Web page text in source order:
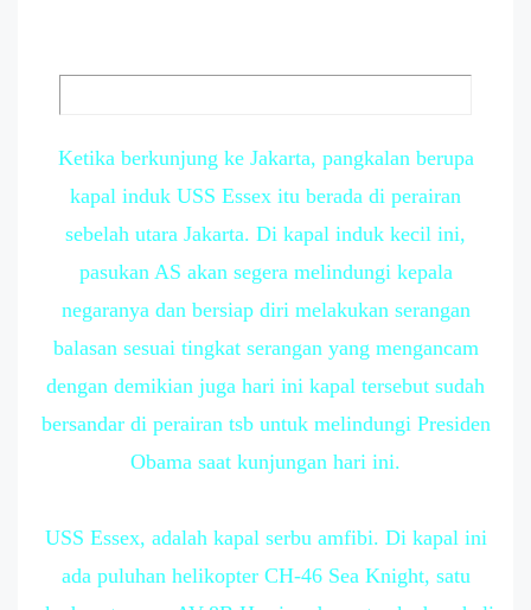
Ketika berkunjung ke Jakarta, pangkalan berupa
kapal induk USS Essex itu berada di perairan
sebelah utara Jakarta. Di kapal induk kecil ini,
pasukan AS akan segera melindungi kepala
negaranya dan bersiap diri melakukan serangan
balasan sesuai tingkat serangan yang mengancam
dengan demikian juga hari ini kapal tersebut sudah
bersandar di perairan tsb untuk melindungi Presiden
Obama saat kunjungan hari ini.
USS Essex, adalah kapal serbu amfibi. Di kapal ini
ada puluhan helikopter CH-46 Sea Knight, satu